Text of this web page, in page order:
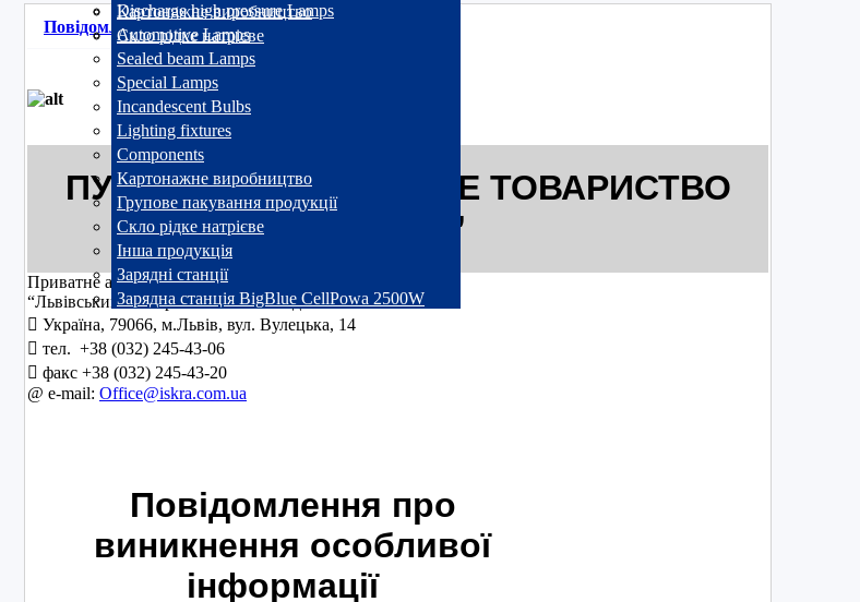
Discharge high pressure Lamps
Automotive Lamps
Sealed beam Lamps
Special Lamps
Incandescent Bulbs
Lighting fixtures
Components
Картонажне виробництво
Групове пакування продукції
Скло рідке натрієве
Інша продукція
Зарядні станції
Зарядна станція BigBlue CellPowa 2500W
Картонажне виробництво
Скло рідке натрієве
Повідомлення про виникнення особливої інформації
ПУБЛІЧНЕ АКЦІОНЕРНЕ ТОВАРИСТВО
“ІСКРА”
Приватне акціонерне товариство
“Львівський електроламповий завод “ІСКРА”
 Україна, 79066, м.Львів, вул. Вулецька, 14
 тел. +38 (032) 245-43-06
 факс +38 (032) 245-43-20
@ e-mail: Office@iskra.com.ua
Повідомлення про
виникнення особливої
інформації